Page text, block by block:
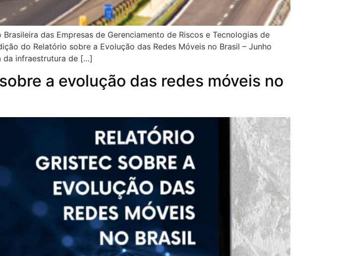
das Empresas de Gerenciamento de Riscos e Tecnologias de
do Relatório sobre a Evolução das Redes Móveis no Brasil – Junho
da infraestrutura de […]
a evolução das redes móveis no